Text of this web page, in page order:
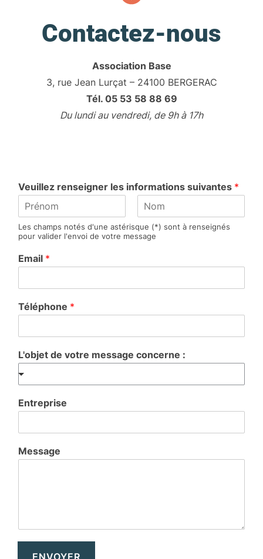
Contactez-nous
Association Base
3, rue Jean Lurçat – 24100 BERGERAC
Tél. 05 53 58 88 69
Du lundi au vendredi, de 9h à 17h
Veuillez renseigner les informations suivantes *
r
é
o
m
o
m
Les champs notés d'une astérisque (*) sont à renseignés
pour valider l'envoi de votre message
Email *
Téléphone *
L'objet de votre message concerne :
Entreprise
Message